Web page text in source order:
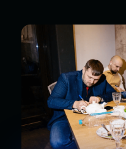
Получишь мотивацию к
движению из своей
Поймешь, как за год
невероятных